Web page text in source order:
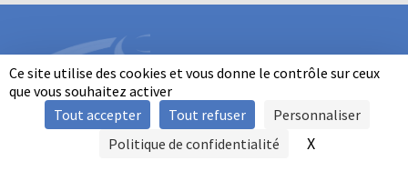
Ce site utilise des cookies et vous donne le contrôle sur ceux
que vous souhaitez activer
Tout accepter
Tout refuser
Personnaliser
Politique de confidentialité
X
INFORMATIONS
SIGNALER UNE VIOLENCE